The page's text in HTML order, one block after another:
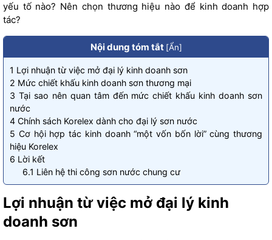
yếu tố nào? Nên chọn thương hiệu nào để kinh doanh hợp
tác?
Nội dung tóm tắt [Ẩn]
1 Lợi nhuận từ việc mở đại lý kinh doanh sơn
2 Mức chiết khấu kinh doanh sơn thương mại
3 Tại sao nên quan tâm đến mức chiết khấu kinh doanh sơn
nước
4 Chính sách Korelex dành cho đại lý sơn nước
5 Cơ hội hợp tác kinh doanh “một vốn bốn lời” cùng thương
hiệu Korelex
6 Lời kết
6.1 Liên hệ thi công sơn nước chung cư
Lợi nhuận từ việc mở đại lý kinh
doanh sơn